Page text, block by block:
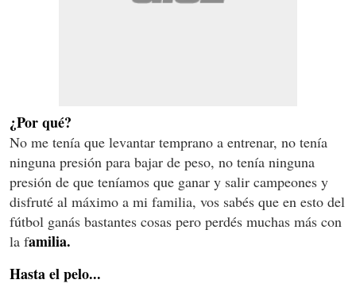
¿Por qué?
No me tenía que levantar temprano a entrenar, no tenía
ninguna presión para bajar de peso, no tenía ninguna
presión de que teníamos que ganar y salir campeones y
disfruté al máximo a mi familia, vos sabés que en esto del
fútbol ganás bastantes cosas pero perdés muchas más con
la familia.
Hasta el pelo...